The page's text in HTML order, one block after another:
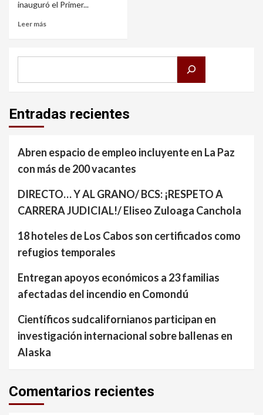
inauguró el Primer...
Leer más
Entradas recientes
Abren espacio de empleo incluyente en La Paz
con más de 200 vacantes
DIRECTO… Y AL GRANO/ BCS: ¡RESPETO A
CARRERA JUDICIAL!/ Eliseo Zuloaga Canchola
18 hoteles de Los Cabos son certificados como
refugios temporales
Entregan apoyos económicos a 23 familias
afectadas del incendio en Comondú
Científicos sudcalifornianos participan en
investigación internacional sobre ballenas en
Alaska
Comentarios recientes